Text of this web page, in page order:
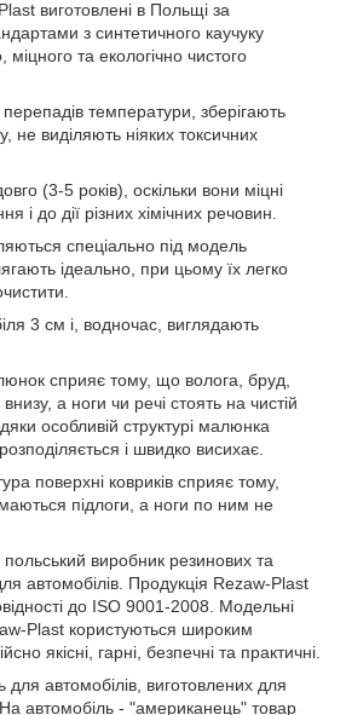
виготовлені в Польщі за
з синтетичного каучуку
та екологічно чистого
температури, зберігають
не виділяють ніяких токсичних
(3-5 років), оскільки вони міцні
і до дії різних хімічних речовин.
спеціально під модель
ідеально, при цьому їх легко
3 см і, водночас, виглядають
сприяє тому, що волога, бруд,
а ноги чи речі стоять на чистій
особливій структурі малюнка
і швидко висихає.
поверхні ковриків сприяє тому,
підлоги, а ноги по ним не
виробник резинових та
автомобілів. Продукція Rezaw-Plast
до ISO 9001-2008. Модельні
Plast користуються широким
якісні, гарні, безпечні та практичні.
для автомобілів, виготовлених для
автомобіль - "американець" товар